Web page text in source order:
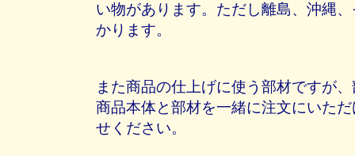
い物があります。ただし離島、沖縄
かります。
また商品の仕上げに使う部材ですが
商品本体と部材を一緒に注文にいた
せください。